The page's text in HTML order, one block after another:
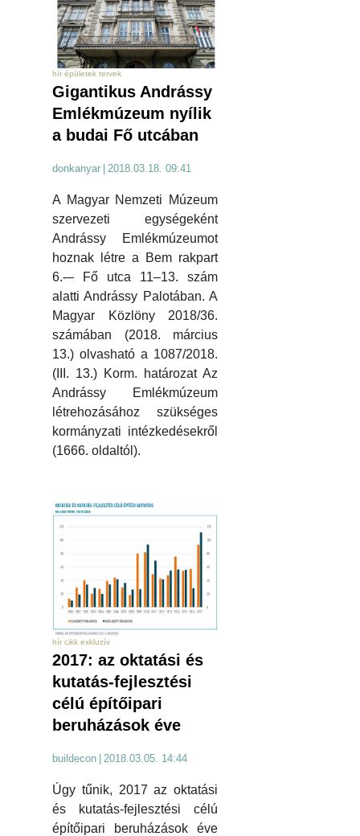
hír épületek tervek
Gigantikus Andrássy
Emlékmúzeum nyílik
a budai Fő utcában
donkanyar | 2018.03.18. 09:41
A Magyar Nemzeti Múzeum
szervezeti egységeként
Andrássy Emlékmúzeumot
hoznak létre a Bem rakpart
6.-– Fő utca 11–13. szám
alatti Andrássy Palotában. A
Magyar Közlöny 2018/36.
számában (2018. március
13.) olvasható a 1087/2018.
(III. 13.) Korm. határozat Az
Andrássy Emlékmúzeum
létrehozásához szükséges
kormányzati intézkedésekről
(1666. oldaltól).
hír cikk exkluzív
2017: az oktatási és
kutatás-fejlesztési
célú építőipari
beruházások éve
buildecon 2018.03.05. 14:44
Úgy tűnik, 2017 az oktatási
és kutatás-fejlesztési célú
építőipari beruházások éve